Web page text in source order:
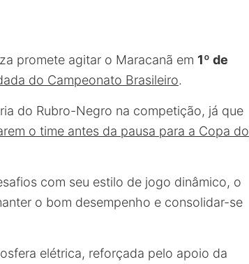
promete agitar o Maracanã em 1º de
do Campeonato Brasileiro.
do Rubro-Negro na competição, já que
o time antes da pausa para a Copa do
com seu estilo de jogo dinâmico, o
o bom desempenho e consolidar-se
elétrica, reforçada pelo apoio da